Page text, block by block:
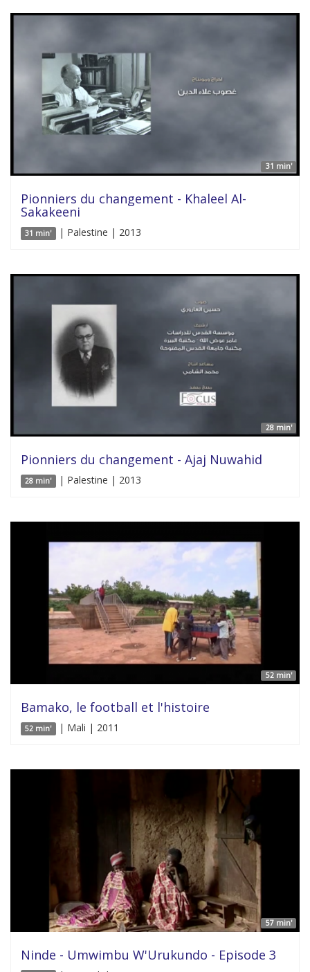
31 min'
Pionniers du changement - Khaleel Al-
Sakakeeni
31 min' | Palestine | 2013
28 min'
Pionniers du changement - Ajaj Nuwahid
28 min' | Palestine | 2013
52 min'
Bamako, le football et l'histoire
52 min' | Mali | 2011
57 min'
Ninde - Umwimbu W'Urukundo - Episode 3